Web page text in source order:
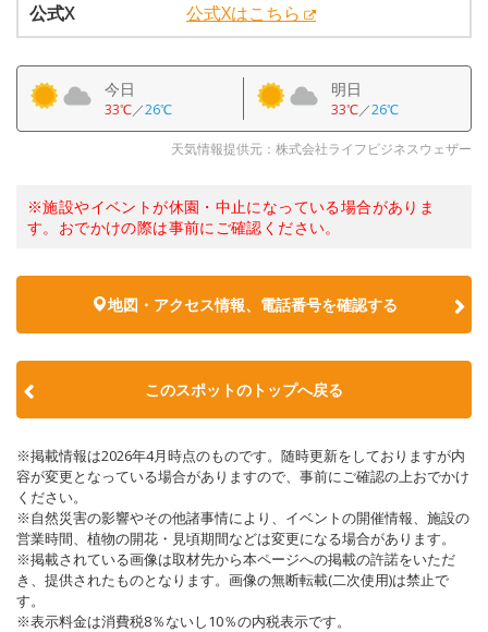
公式X
公式Xはこちら
今日
33℃／26℃
明日
33℃／26℃
天気情報提供元：株式会社ライフビジネスウェザー
※施設やイベントが休園・中止になっている場合がありま
す。おでかけの際は事前にご確認ください。
地図・アクセス情報、電話番号を確認する
このスポットのトップへ戻る
※掲載情報は2026年4月時点のものです。随時更新をしておりますが内
容が変更となっている場合がありますので、事前にご確認の上おでかけ
ください。
※自然災害の影響やその他諸事情により、イベントの開催情報、施設の
営業時間、植物の開花・見頃期間などは変更になる場合があります。
※掲載されている画像は取材先から本ページへの掲載の許諾をいただ
き、提供されたものとなります。画像の無断転載(二次使用)は禁止で
す。
※表示料金は消費税8％ないし10％の内税表示です。